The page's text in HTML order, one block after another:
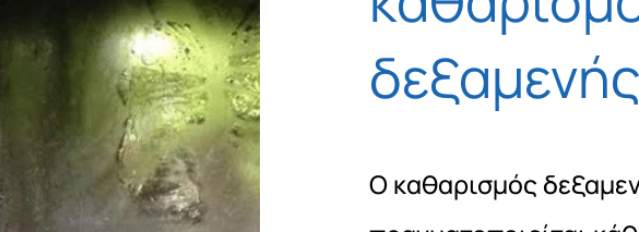
δεξαμενής
Ο καθαρισμός